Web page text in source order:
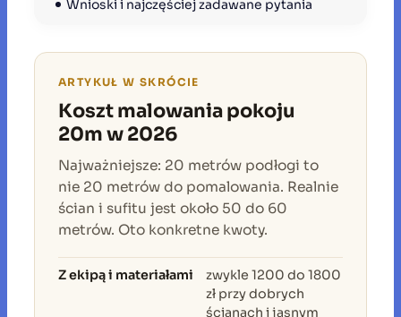
Wnioski i najczęściej zadawane pytania
ARTYKUŁ W SKRÓCIE
Koszt malowania pokoju
20m w 2026
Najważniejsze: 20 metrów podłogi to
nie 20 metrów do pomalowania. Realnie
ścian i sufitu jest około 50 do 60
metrów. Oto konkretne kwoty.
Z ekipą i materiałami
zwykle 1200 do 1800
zł przy dobrych
ścianach i jasnym